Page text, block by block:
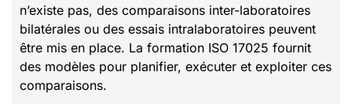
n’existe pas, des comparaisons inter-laboratoires
bilatérales ou des essais intralaboratoires peuvent
être mis en place. La formation ISO 17025 fournit
des modèles pour planifier, exécuter et exploiter ces
comparaisons.